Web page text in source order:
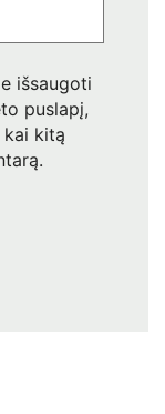
išsaugoti
puslapį,
kai kitą